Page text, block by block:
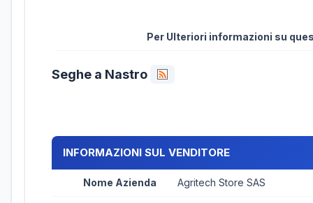
Per Ulteriori informazioni su
Seghe a Nastro
INFORMAZIONI SUL VENDITORE
Nome Azienda Agritech Store SAS